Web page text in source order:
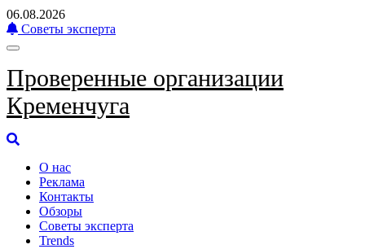
06.08.2026
Советы эксперта
Проверенные организации
Кременчуга
О нас
Реклама
Контакты
Обзоры
Советы эксперта
Trends